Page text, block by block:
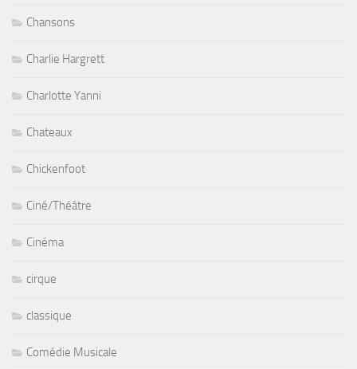
Chansons
Charlie Hargrett
Charlotte Yanni
Chateaux
Chickenfoot
Ciné/Théâtre
Cinéma
cirque
classique
Comédie Musicale